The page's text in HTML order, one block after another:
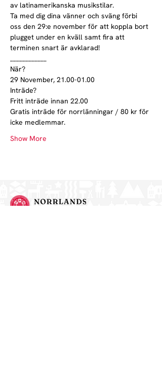
av latinamerikanska musikstilar.
Ta med dig dina vänner och sväng förbi
oss den 29:e november för att koppla bort
plugget under en kväll samt fira att
terminen snart är avklarad!
När?
29 November, 21.00-01.00
Inträde?
Fritt inträde innan 22.00
Gratis inträde för norrlänningar / 80 kr för
icke medlemmar.
Show More